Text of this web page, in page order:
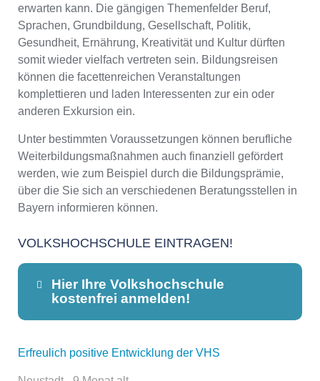
erwarten kann. Die gängigen Themenfelder Beruf,
Sprachen, Grundbildung, Gesellschaft, Politik,
Gesundheit, Ernährung, Kreativität und Kultur dürften
somit wieder vielfach vertreten sein. Bildungsreisen
können die facettenreichen Veranstaltungen
komplettieren und laden Interessenten zur ein oder
anderen Exkursion ein.
Unter bestimmten Voraussetzungen können berufliche
Weiterbildungsmaßnahmen auch finanziell gefördert
werden, wie zum Beispiel durch die Bildungsprämie,
über die Sie sich an verschiedenen Beratungsstellen in
Bayern informieren können.
VOLKSHOCHSCHULE EINTRAGEN!
Hier Ihre Volkshochschule
kostenfrei anmelden!
Dieser Teil dient lediglich zur
Erfreulich positive Entwicklung der VHS